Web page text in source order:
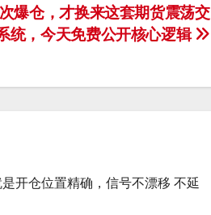
爆仓，才换来这套期货震荡交
统，今天免费公开核心逻辑
开仓位置精确，信号不漂移 不延